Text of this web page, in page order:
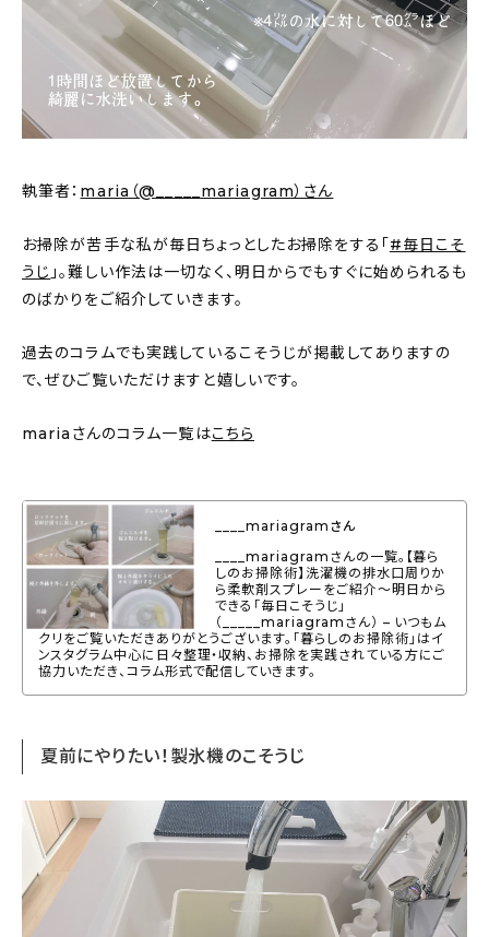
ギフト
キッズ
会社概要
プライバシーポリシー
お問い合わせ
執筆者： maria（@_____mariagram）さん
お掃除が苦手な私が毎日ちょっとしたお掃除をする「 #毎日こそ
うじ 」。難しい作法は一切なく、明日からでもすぐに始められるも
のばかりをご紹介していきます。
過去のコラムでも実践しているこそうじが掲載してありますの
で、ぜひご覧いただけますと嬉しいです。
mariaさんのコラム一覧はこちら
____mariagramさん
____mariagramさんの一覧。【暮ら
しのお掃除術】洗濯機の排水口周りか
ら柔軟剤スプレーをご紹介〜明日から
できる「毎日こそうじ」
（_____mariagramさん） – いつもム
クリをご覧いただきありがとうございます。「暮らしのお掃除術」はイ
ンスタグラム中心に日々整理・収納、お掃除を実践されている方にご
協力いただき、コラム形式で配信していきます。
夏前にやりたい！製氷機のこそうじ